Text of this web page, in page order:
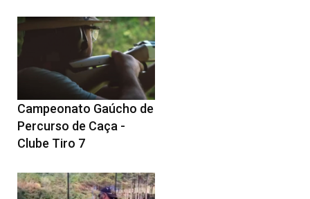
Campeonato Gaúcho de
Percurso de Caça -
Clube Tiro 7